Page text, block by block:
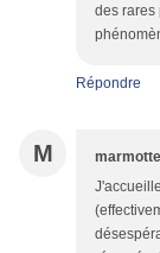
des rares
Répondre
M